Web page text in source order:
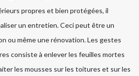
propres et bien protégées, il
un entretien. Ceci peut être un
ou même une rénovation. Les gestes
consiste à enlever les feuilles mortes
les mousses sur les toitures et sur les